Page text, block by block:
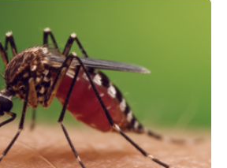
von Millionen Jahren
sticht eine Gruppe heraus,
Natur vorkommt: die
Einige Arten
aus Zellfäden dichte Geflechte
Gestalt. Was auffällig ist: Die